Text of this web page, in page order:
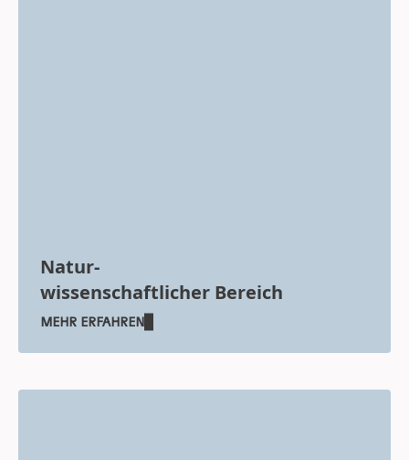
Natur-
wissenschaftlicher Bereich
MEHR ERFAHREN